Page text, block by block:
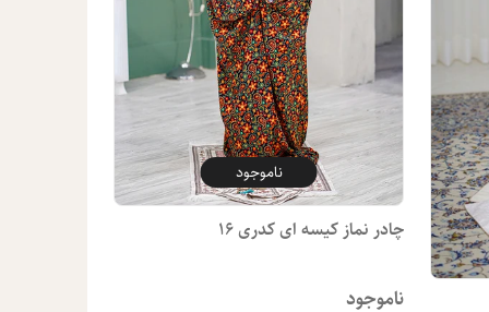
ناموجود
چادر نماز کیسه ای کدری 16
ناموجود